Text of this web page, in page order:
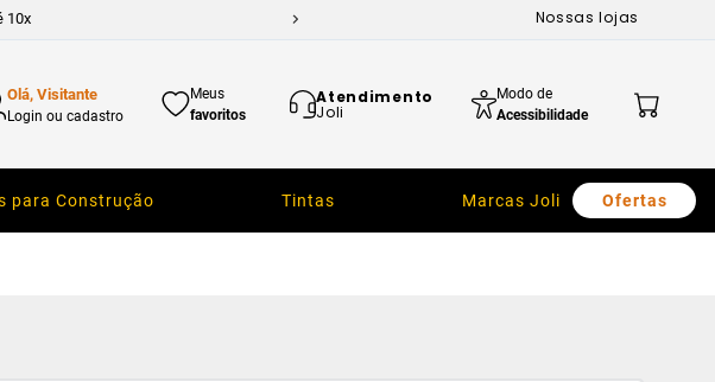
10x Nossas lojas
Olá, Visitante
Login ou cadastro
Meus
favoritos
Atendimento
Joli
Modo de
Acessibilidade
para Construção Tintas Marcas Joli Ofertas